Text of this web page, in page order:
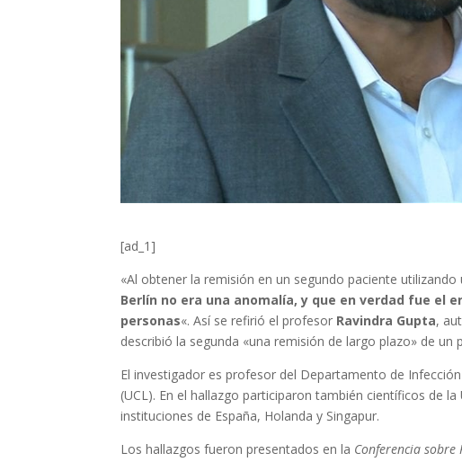
[ad_1]
«Al obtener la remisión en un segundo paciente
Berlín no era una anomalía, y que en verdad fue el
personas«. Así se refirió el profesor Ravindra Gupta,
describió la segunda «una remisión de largo plazo» de un
El investigador es profesor del Departamento de
(UCL). En el hallazgo participaron también científicos de
instituciones de España, Holanda y Singapur.
Los hallazgos fueron presentados en la Conferencia